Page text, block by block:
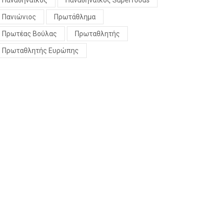
Πανιώνιος Πρωτάθλημα
Πρωτέας Βούλας Πρωταθλητής
Πρωταθλητής Ευρώπης